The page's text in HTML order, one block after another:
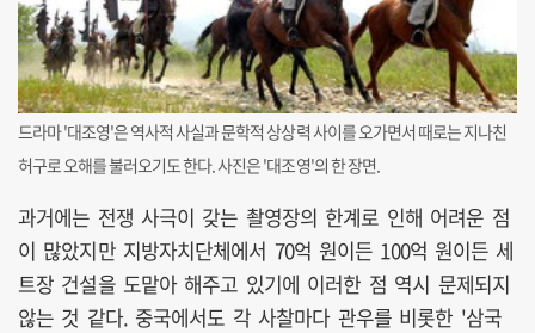
드라마 '대조영'은 역사적 사실과 문학적 상상력 사이를 오가면서 때로는 지나친
허구로 오해를 불러오기도 한다. 사진은 '대조영'의 한 장면.
과거에는 전쟁 사극이 갖는 촬영장의 한계로 인해 어려운 점
이 많았지만 지방자치단체에서 70억 원이든 100억 원이든 세
트장 건설을 도맡아 해주고 있기에 이러한 점 역시 문제되지
않는 것 같다. 중국에서도 각 사찰마다 관우를 비롯한 '삼국